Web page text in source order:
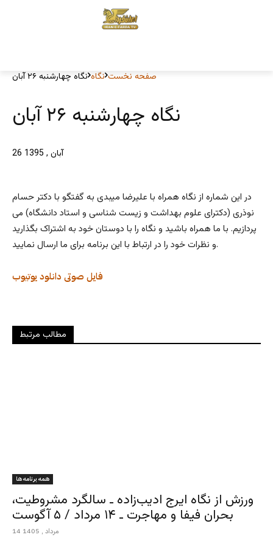
صفحه نخست نگاه نگاه چهارشنبه ۲۶ آبان
نگاه چهارشنبه ۲۶ آبان
26 آبان , 1395
در این شماره از نگاه همراه با علیرضا میبدی به گفتگو با دکتر حسام
نوذری (دکترای علوم بهداشت و زیست شناسی و استاد دانشگاه) می
پردازیم. با ما همراه باشید و نگاه را با دوستان خود به اشتراک بگذارید
و نظرات خود را در ارتباط با این برنامه برای ما ارسال نمایید.
یوتیوب دانلود فایل صوتی
مطالب مرتبط
همه برنامه ها
ورزش از نگاه ایرج ادیب‌زاده ـ سالگرد مشروطیت،
بحران فیفا و مهاجرت ـ ۱۴ مرداد / ۵ آگوست
14 مرداد , 1405